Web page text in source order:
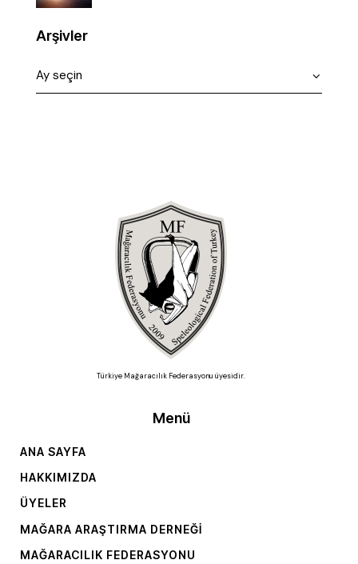
Arşivler
Türkiye Mağaracılık Federasyonu üyesidir.
Menü
ANA SAYFA
HAKKIMIZDA
ÜYELER
MAĞARA ARAŞTIRMA DERNEĞI
MAĞARACILIK FEDERASYONU